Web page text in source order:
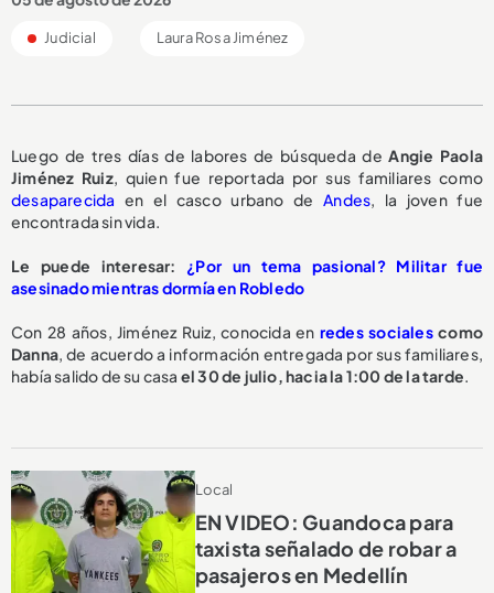
Judicial Laura Rosa Jiménez
Luego de tres días de labores de búsqueda deAngie Paola
Jiménez Ruiz, quien fue reportada por sus familiares como
desaparecida en el casco urbano deAndes, la joven fue
encontrada sin vida.
Le puede interesar: ¿Por un tema pasional? Militar fue
asesinado mientras dormía en Robledo
Con 28 años, Jiménez Ruiz, conocida en redes socialescomo
Danna, de acuerdo a información entregada por sus familiares,
había salido de su casa el 30 de julio, hacia la 1:00 de la tarde.
Local
EN VIDEO: Guandoca para
taxista señalado de robar a
pasajeros en Medellín